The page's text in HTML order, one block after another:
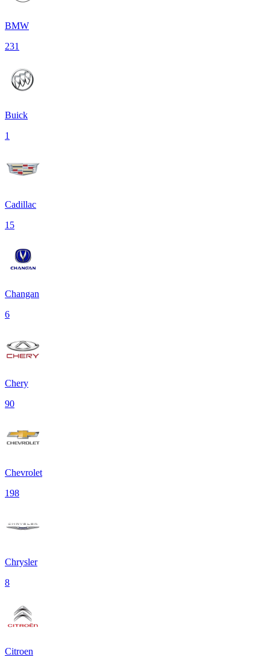
BMW
231
Buick
1
Cadillac
15
Changan
6
Chery
90
Chevrolet
198
Chrysler
8
Citroen